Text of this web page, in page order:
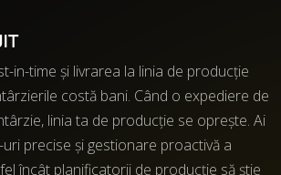
in-time și livrarea la linia de producție
costă bani. Când o expediere de
linia ta de producție se oprește. Ai
uri precise și gestionare proactivă a
încât planificatorii de producție să știe